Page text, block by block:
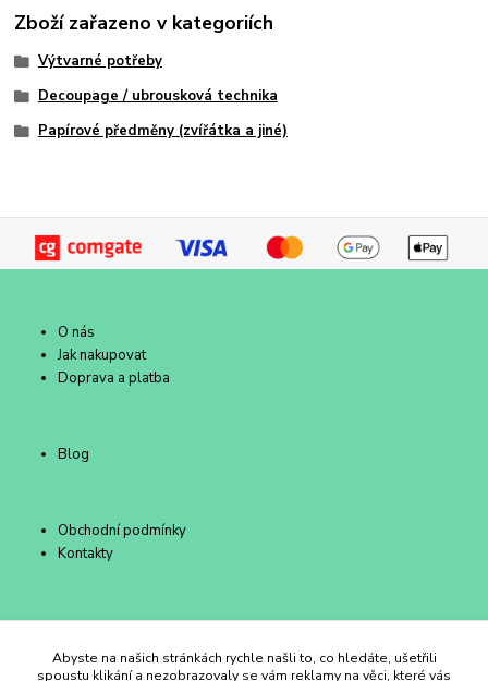
Zboží zařazeno v kategoriích
Výtvarné potřeby
Decoupage / ubrousková technika
Papírové předměny (zvířátka a jiné)
O nás
Jak nakupovat
Doprava a platba
Blog
Obchodní podmínky
Kontakty
Duhový Ateliér Kroměříž
Abyste na našich stránkách rychle našli to, co hledáte, ušetřili
spoustu klikání a nezobrazovaly se vám reklamy na věci, které vás